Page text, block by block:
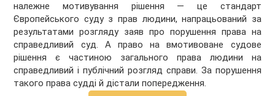
належне мотивування рішення — це стандарт
Європейського суду з прав людини, напрацьований за
результатами розгляду заяв про порушення права на
справедливий суд. А право на вмотивоване судове
рішення є частиною загального права людини на
справедливий і публічний розгляд справи. За порушення
такого права судді й дістали попередження.